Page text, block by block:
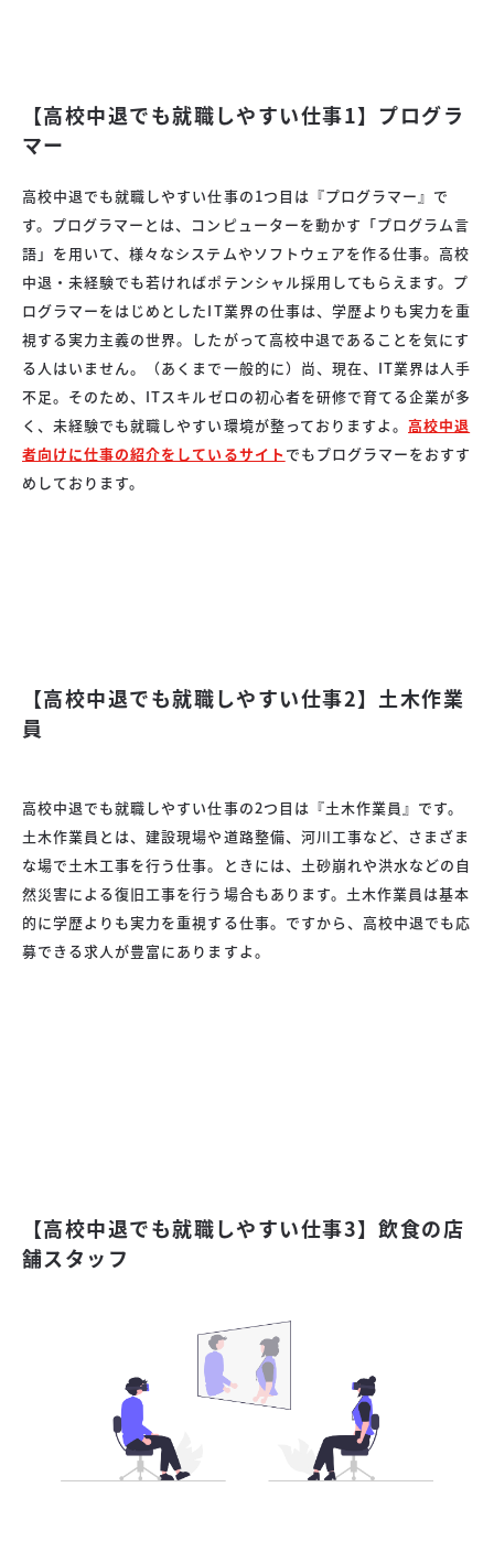
【高校中退でも就職しやすい仕事1】プログラ
マー
高校中退でも就職しやすい仕事の1つ目は『プログラマー』で
す。プログラマーとは、コンピューターを動かす「プログラム言
語」を用いて、様々なシステムやソフトウェアを作る仕事。高校
中退・未経験でも若ければポテンシャル採用してもらえます。プ
ログラマーをはじめとしたIT業界の仕事は、学歴よりも実力を重
視する実力主義の世界。したがって高校中退であることを気にす
る人はいません。（あくまで一般的に）尚、現在、IT業界は人手
不足。そのため、ITスキルゼロの初心者を研修で育てる企業が多
く、未経験でも就職しやすい環境が整っておりますよ。 高校中退
者向けに仕事の紹介をしているサイト でもプログラマーをおすす
めしております。
【高校中退でも就職しやすい仕事2】土木作業
員
高校中退でも就職しやすい仕事の2つ目は『土木作業員』です。
土木作業員とは、建設現場や道路整備、河川工事など、さまざま
な場で土木工事を行う仕事。ときには、土砂崩れや洪水などの自
然災害による復旧工事を行う場合もあります。土木作業員は基本
的に学歴よりも実力を重視する仕事。ですから、高校中退でも応
募できる求人が豊富にありますよ。
【高校中退でも就職しやすい仕事3】飲食の店
舗スタッフ